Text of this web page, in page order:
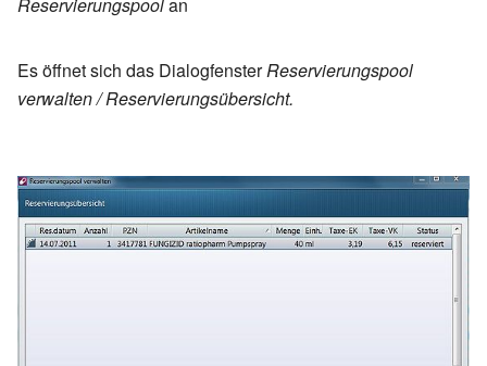
Reservierung bei
werden sollen.
Sie können gleich erkennen,
und ob die Artikel dort komplett
- teilweise - nicht verfügbar
sind.
Es öffnet sich das DialogfensterReservierungspool
verwalten / Reservierungsübersicht.